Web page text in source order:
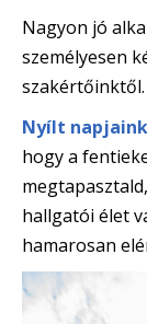
Nagyon jó
személyesen
szakértőinktől.
Nyílt napjaink
hogy a
hallgatói élet
hamarosan